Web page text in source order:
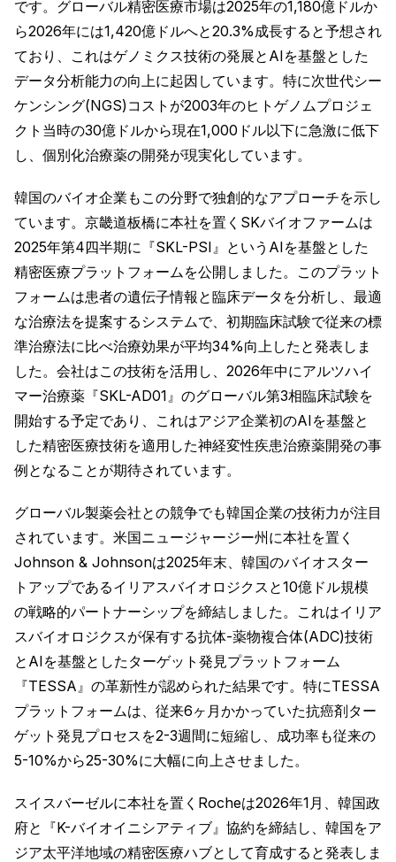
です。グローバル精密医療市場は2025年の1,180億ドルか
ら2026年には1,420億ドルへと20.3%成長すると予想され
ており、これはゲノミクス技術の発展とAIを基盤とした
データ分析能力の向上に起因しています。特に次世代シー
ケンシング(NGS)コストが2003年のヒトゲノムプロジェ
クト当時の30億ドルから現在1,000ドル以下に急激に低下
し、個別化治療薬の開発が現実化しています。
韓国のバイオ企業もこの分野で独創的なアプローチを示し
ています。京畿道板橋に本社を置くSKバイオファームは
2025年第4四半期に『SKL-PSI』というAIを基盤とした
精密医療プラットフォームを公開しました。このプラット
フォームは患者の遺伝子情報と臨床データを分析し、最適
な治療法を提案するシステムで、初期臨床試験で従来の標
準治療法に比べ治療効果が平均34%向上したと発表しま
した。会社はこの技術を活用し、2026年中にアルツハイ
マー治療薬『SKL-AD01』のグローバル第3相臨床試験を
開始する予定であり、これはアジア企業初のAIを基盤と
した精密医療技術を適用した神経変性疾患治療薬開発の事
例となることが期待されています。
グローバル製薬会社との競争でも韓国企業の技術力が注目
されています。米国ニュージャージー州に本社を置く
Johnson & Johnsonは2025年末、韓国のバイオスター
トアップであるイリアスバイオロジクスと10億ドル規模
の戦略的パートナーシップを締結しました。これはイリア
スバイオロジクスが保有する抗体-薬物複合体(ADC)技術
とAIを基盤としたターゲット発見プラットフォーム
『TESSA』の革新性が認められた結果です。特にTESSA
プラットフォームは、従来6ヶ月かかっていた抗癌剤ター
ゲット発見プロセスを2-3週間に短縮し、成功率も従来の
5-10%から25-30%に大幅に向上させました。
スイスバーゼルに本社を置くRocheは2026年1月、韓国政
府と『K-バイオイニシアティブ』協約を締結し、韓国をア
ジア太平洋地域の精密医療ハブとして育成すると発表しま